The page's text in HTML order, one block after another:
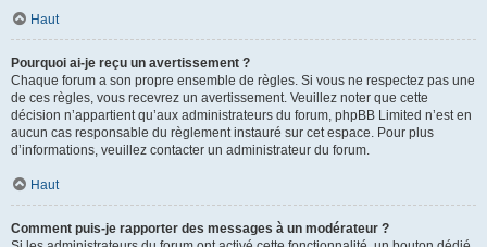
Haut
Pourquoi ai-je reçu un avertissement ?
Chaque forum a son propre ensemble de règles. Si vous ne respectez pas une
de ces règles, vous recevrez un avertissement. Veuillez noter que cette
décision n’appartient qu’aux administrateurs du forum, phpBB Limited n’est en
aucun cas responsable du règlement instauré sur cet espace. Pour plus
d’informations, veuillez contacter un administrateur du forum.
Haut
Comment puis-je rapporter des messages à un modérateur ?